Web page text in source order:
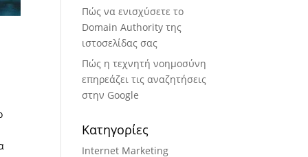
Πώς να ενισχύσετε το
Domain Authority της
ιστοσελίδας σας
Πώς η τεχνητή νοημοσύνη
επηρεάζει τις αναζητήσεις
στην Google
Kατηγορίες
Internet Marketing